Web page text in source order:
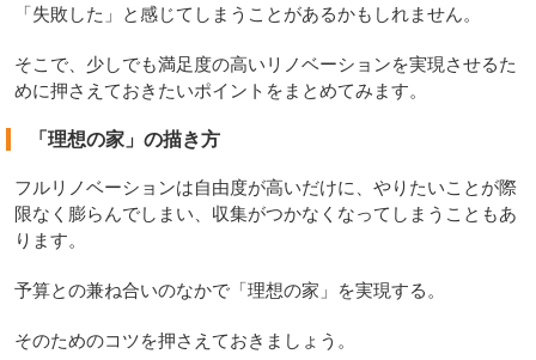
「失敗した」と感じてしまうことがあるかもしれません。
そこで、少しでも満足度の高いリノベーションを実現させるた
めに押さえておきたいポイントをまとめてみます。
「理想の家」の描き方
フルリノベーションは自由度が高いだけに、やりたいことが際
限なく膨らんでしまい、収集がつかなくなってしまうこともあ
ります。
予算との兼ね合いのなかで「理想の家」を実現する。
そのためのコツを押さえておきましょう。